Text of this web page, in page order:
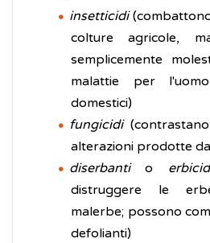
insetticidi
colture agricole,
semplicemente
malattie per
domestici)
fungicidi
alterazioni prodotte
diserbantio
distruggere le
malerbe; possono
defolianti)